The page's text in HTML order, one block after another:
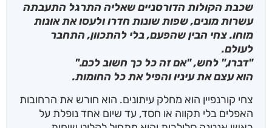
שכבת הקולות הדורסניים שאליה התרגל התעבתה
עשרות מונים, שפות שונות חדרו ולעסו את אונות
מוחו. צחי הבין שהפעם, בלי להתכוון, התחבר
לעולם.
"דברו," לחש, "אם זה כל כך חשוב לכם."
הוא עצם את עיניו והפיל את כל החומות.
צחי קורנפיין הוא מחלק עיתונים. הוא חורש את הרחובות
האפלים בלי תקווה או חסד, עד שיום אחד נופלת על